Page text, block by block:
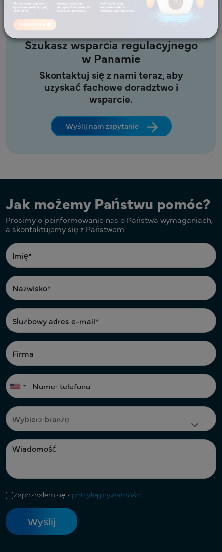
Szukasz wsparcia regulacyjnego
w Panamie
Skontaktuj się z nami teraz, aby
uzyskać fachowe doradztwo i
wsparcie.
Wyślij nam zapytanie
Jak możemy Państwu pomóc?
Prosimy o poinformowanie nas o Państwa wymaganiach,
a skontaktujemy się z Państwem.
Zapoznałem się z polityką prywatności